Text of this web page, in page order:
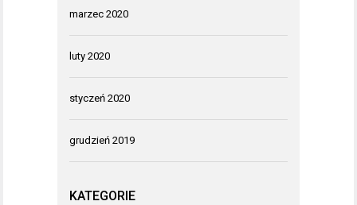
marzec 2020
luty 2020
styczeń 2020
grudzień 2019
KATEGORIE